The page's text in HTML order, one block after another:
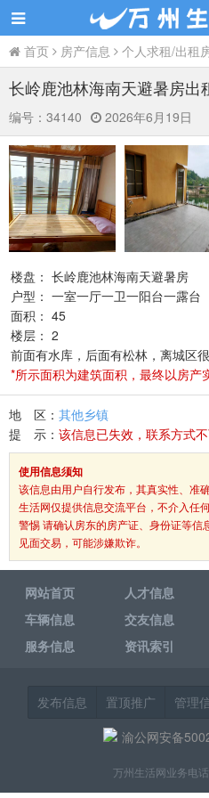
首页 房产信息 个人求租/出租
长岭鹿池林海南天避暑房出
编号： 34140 2026年6月19日
楼盘： 长岭鹿池林海南天避暑房
户型： 一室一厅一卫一阳台一露台
面积： 45
楼层： 2
前面有水库，后面有松林，离城区
*所示面积为建筑面积，最终以房产
地 区： 其他乡镇
提 示： 该信息已失效，联系方式
使用信息须知
该信息由用户自行发布，其真实性、准
生活网仅提供信息交流平台，不介入任
警惕 请确认房东的房产证、身份证等信
见面交易，可能涉嫌欺诈。
网站首页 人才信息
车辆信息
交友信息
服务信息
资讯索引
发布信息 置顶推广 管理
渝公网安备
万州生活网业务电